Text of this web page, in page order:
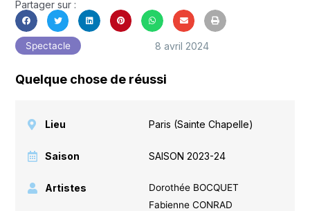
Partager sur :
Spectacle 8 avril 2024
Quelque chose de réussi
Lieu Paris (Sainte Chapelle)
Saison SAISON 2023-24
Artistes
Dorothée BOCQUET
Fabienne CONRAD